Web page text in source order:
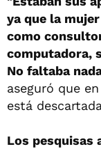
ya que la
como
computadora,
No faltaba
aseguró que
está
Los pesquisas